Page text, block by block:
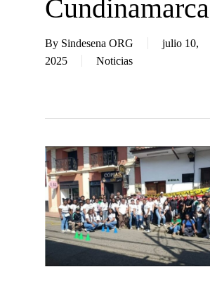
Cundinamarca
By Sindesena ORG
julio 10,
2025
Noticias